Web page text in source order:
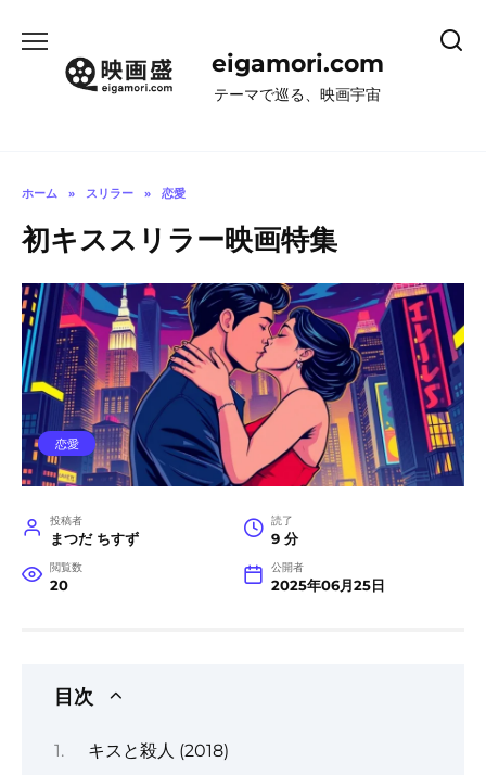
eigamori.com
テーマで巡る、映画宇宙
ホーム » スリラー » 恋愛
初キススリラー映画特集
恋愛
投稿者
まつだ ちすず
読了
9 分
閲覧数
20
公開者
2025年06月25日
目次
キスと殺人 (2018)